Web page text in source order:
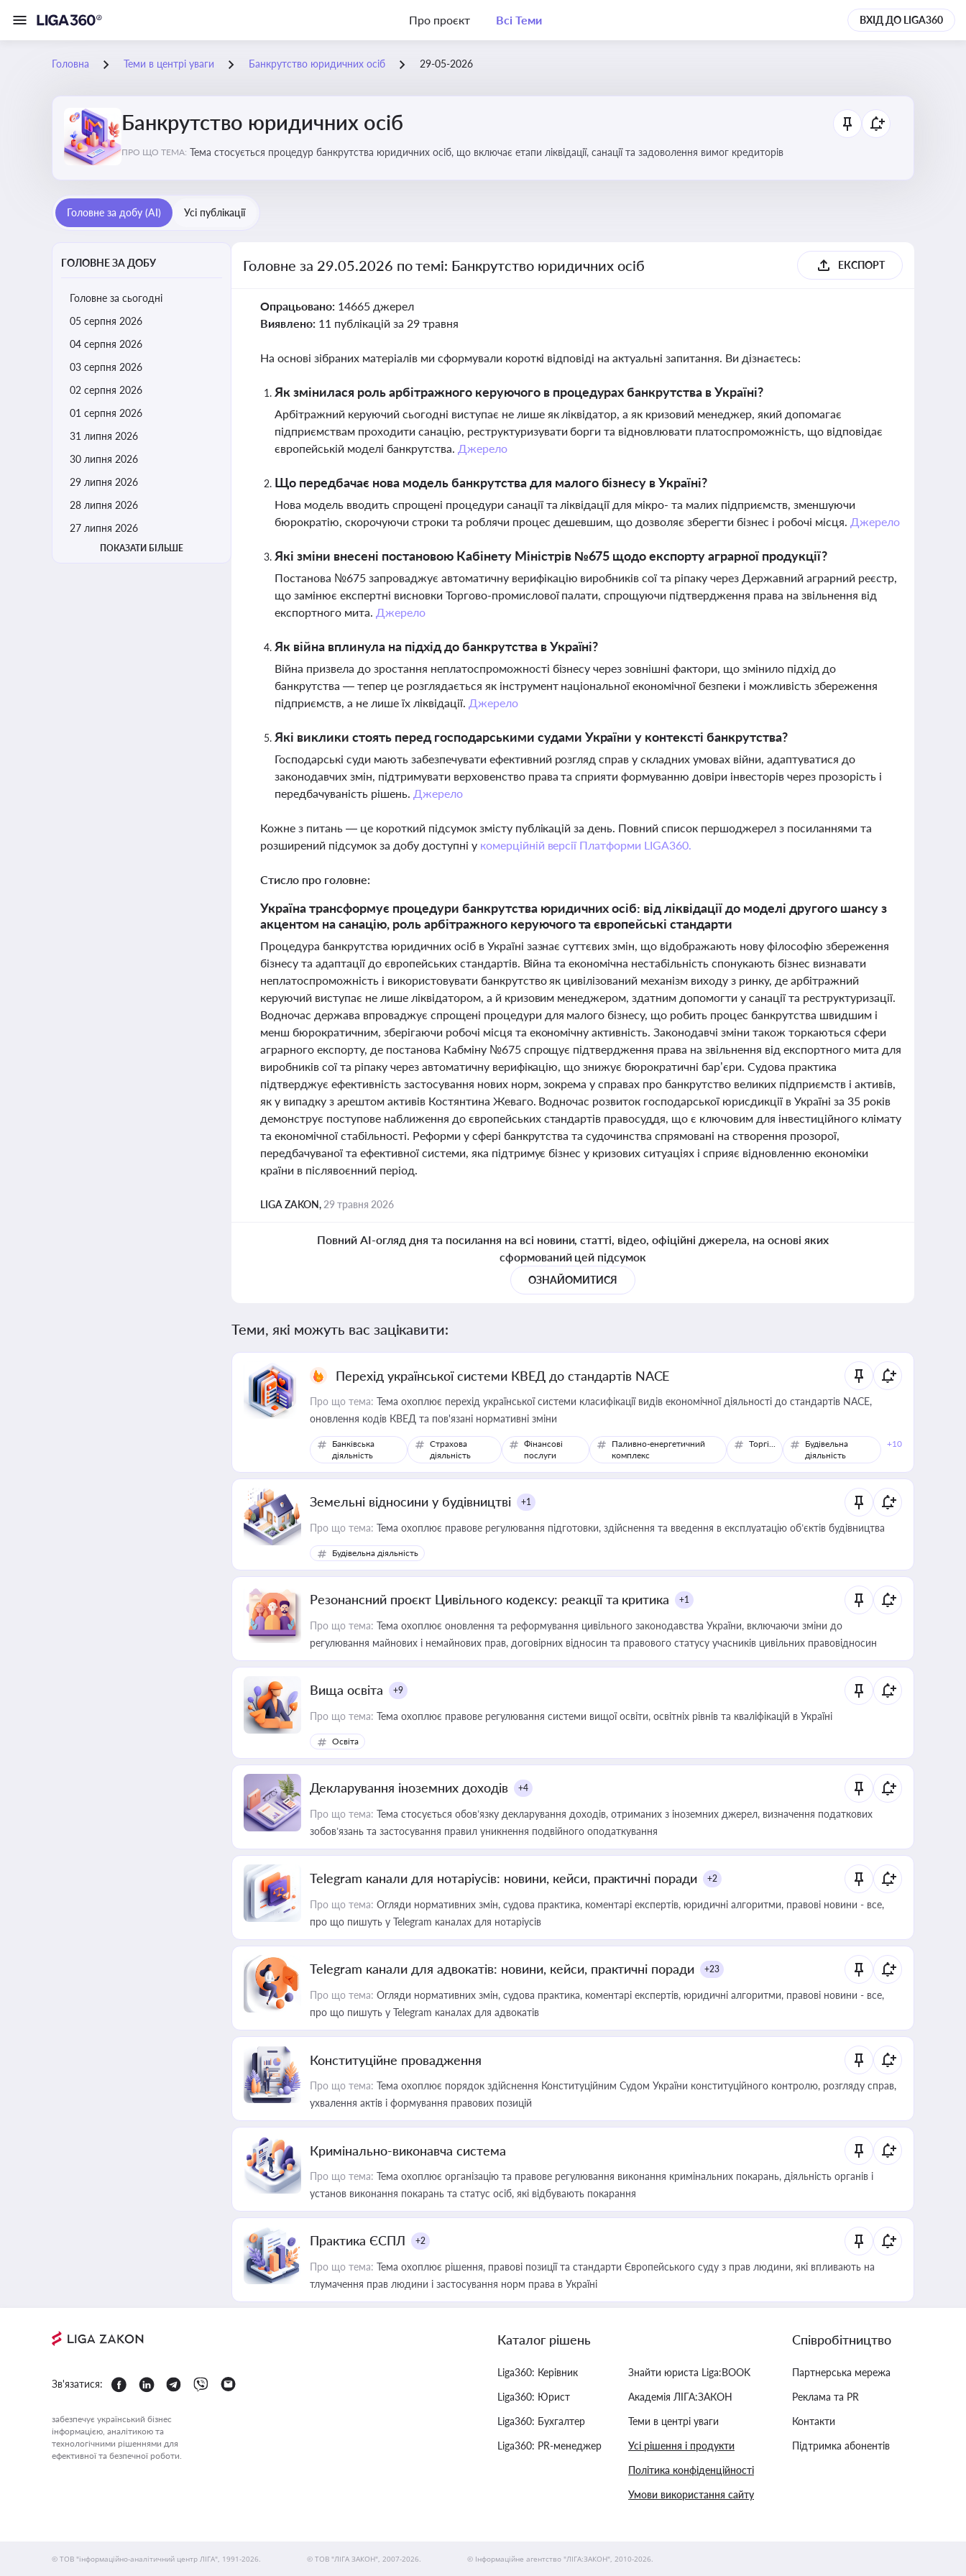
Про проєкт Всі Теми ВХІД ДО LIGA360
Головна Теми в центрі уваги Банкрутство юридичних осіб 29-05-2026
Банкрутство юридичних осіб
ПРО ЩО ТЕМА: Тема стосується процедур банкрутства юридичних осіб, що включає етапи ліквідації, санації та задоволення вимог кредиторів
Головне за добу (AI) Усі публікації
ГОЛОВНЕ ЗА ДОБУ
Головне за сьогодні
05 серпня 2026
04 серпня 2026
03 серпня 2026
02 серпня 2026
01 серпня 2026
31 липня 2026
30 липня 2026
29 липня 2026
28 липня 2026
27 липня 2026
ПОКАЗАТИ БІЛЬШЕ
Головне за 29.05.2026 по темі: Банкрутство юридичних осіб ЕКСПОРТ
Опрацьовано: 14665 джерел
Виявлено: 11 публікацій за 29 травня
На основі зібраних матеріалів ми сформували короткі відповіді на актуальні запитання. Ви дізнаєтесь:
Як змінилася роль арбітражного керуючого в процедурах банкрутства в Україні?
Арбітражний керуючий сьогодні виступає не лише як ліквідатор, а як кризовий менеджер, який допомагає
підприємствам проходити санацію, реструктуризувати борги та відновлювати платоспроможність, що відповідає
європейській моделі банкрутства. Джерело
Що передбачає нова модель банкрутства для малого бізнесу в Україні?
Нова модель вводить спрощені процедури санації та ліквідації для мікро- та малих підприємств, зменшуючи
бюрократію, скорочуючи строки та роблячи процес дешевшим, що дозволяє зберегти бізнес і робочі місця. Джерело
Які зміни внесені постановою Кабінету Міністрів №675 щодо експорту аграрної продукції?
Постанова №675 запроваджує автоматичну верифікацію виробників сої та ріпаку через Державний аграрний реєстр,
що замінює експертні висновки Торгово-промислової палати, спрощуючи підтвердження права на звільнення від
експортного мита. Джерело
Як війна вплинула на підхід до банкрутства в Україні?
Війна призвела до зростання неплатоспроможності бізнесу через зовнішні фактори, що змінило підхід до
банкрутства — тепер це розглядається як інструмент національної економічної безпеки і можливість збереження
підприємств, а не лише їх ліквідації. Джерело
Які виклики стоять перед господарськими судами України у контексті банкрутства?
Господарські суди мають забезпечувати ефективний розгляд справ у складних умовах війни, адаптуватися до
законодавчих змін, підтримувати верховенство права та сприяти формуванню довіри інвесторів через прозорість і
передбачуваність рішень. Джерело
Кожне з питань — це короткий підсумок змісту публікацій за день. Повний список першоджерел з посиланнями та
розширений підсумок за добу доступні у комерційній версії Платформи LIGA360.
Стисло про головне:
Україна трансформує процедури банкрутства юридичних осіб: від ліквідації до моделі другого шансу з
акцентом на санацію, роль арбітражного керуючого та європейські стандарти
Процедура банкрутства юридичних осіб в Україні зазнає суттєвих змін, що відображають нову філософію збереження
бізнесу та адаптації до європейських стандартів. Війна та економічна нестабільність спонукають бізнес визнавати
неплатоспроможність і використовувати банкрутство як цивілізований механізм виходу з ринку, де арбітражний
керуючий виступає не лише ліквідатором, а й кризовим менеджером, здатним допомогти у санації та реструктуризації.
Водночас держава впроваджує спрощені процедури для малого бізнесу, що робить процес банкрутства швидшим і
менш бюрократичним, зберігаючи робочі місця та економічну активність. Законодавчі зміни також торкаються сфери
аграрного експорту, де постанова Кабміну №675 спрощує підтвердження права на звільнення від експортного мита для
виробників сої та ріпаку через автоматичну верифікацію, що знижує бюрократичні бар’єри. Судова практика
підтверджує ефективність застосування нових норм, зокрема у справах про банкрутство великих підприємств і активів,
як у випадку з арештом активів Костянтина Жеваго. Водночас розвиток господарської юрисдикції в Україні за 35 років
демонструє поступове наближення до європейських стандартів правосуддя, що є ключовим для інвестиційного клімату
та економічної стабільності. Реформи у сфері банкрутства та судочинства спрямовані на створення прозорої,
передбачуваної та ефективної системи, яка підтримує бізнес у кризових ситуаціях і сприяє відновленню економіки
країни в післявоєнний період.
LIGA ZAKON, 29 травня 2026
Повний AI-огляд дня та посилання на всі новини, статті, відео, офіційні джерела, на основі яких
сформований цей підсумок
ОЗНАЙОМИТИСЯ
Теми, які можуть вас зацікавити:
Перехід української системи КВЕД до стандартів NACE
Про що тема: Тема охоплює перехід української системи класифікації видів економічної діяльності до стандартів NACE,
оновлення кодів КВЕД та пов'язані нормативні зміни
Банківська
діяльність
Страхова
діяльність
Фінансові
послуги
Паливно-енергетичний
комплекс
Торгівля
Будівельна
діяльність
+10
Земельні відносини у будівництві +1
Про що тема: Тема охоплює правове регулювання підготовки, здійснення та введення в експлуатацію об’єктів будівництва
Будівельна діяльність
Резонансний проєкт Цивільного кодексу: реакції та критика +1
Про що тема: Тема охоплює оновлення та реформування цивільного законодавства України, включаючи зміни до
регулювання майнових і немайнових прав, договірних відносин та правового статусу учасників цивільних правовідносин
Вища освіта +9
Про що тема: Тема охоплює правове регулювання системи вищої освіти, освітніх рівнів та кваліфікацій в Україні
Освіта
Декларування іноземних доходів +4
Про що тема: Тема стосується обов’язку декларування доходів, отриманих з іноземних джерел, визначення податкових
зобов’язань та застосування правил уникнення подвійного оподаткування
Telegram канали для нотаріусів: новини, кейси, практичні поради +2
Про що тема: Огляди нормативних змін, судова практика, коментарі експертів, юридичні алгоритми, правові новини - все,
про що пишуть у Telegram каналах для нотаріусів
Telegram канали для адвокатів: новини, кейси, практичні поради +23
Про що тема: Огляди нормативних змін, судова практика, коментарі експертів, юридичні алгоритми, правові новини - все,
про що пишуть у Telegram каналах для адвокатів
Конституційне провадження
Про що тема: Тема охоплює порядок здійснення Конституційним Судом України конституційного контролю, розгляду справ,
ухвалення актів і формування правових позицій
Кримінально-виконавча система
Про що тема: Тема охоплює організацію та правове регулювання виконання кримінальних покарань, діяльність органів і
установ виконання покарань та статус осіб, які відбувають покарання
Практика ЄСПЛ +2
Про що тема: Тема охоплює рішення, правові позиції та стандарти Європейського суду з прав людини, які впливають на
тлумачення прав людини і застосування норм права в Україні
Зв'язатися:
забезпечує український бізнес
інформацією, аналітикою та
технологічними рішеннями для
ефективної та безпечної роботи.
Каталог рішень
Liga360: Керівник
Liga360: Юрист
Liga360: Бухгалтер
Liga360: PR-менеджер
Знайти юриста Liga:BOOK
Академія ЛІГА:ЗАКОН
Теми в центрі уваги
Усі рішення і продукти
Політика конфіденційності
Умови використання сайту
Співробітництво
Партнерська мережа
Реклама та PR
Контакти
Підтримка абонентів
© ТОВ "інформаційно-аналітичний центр ЛІГА", 1991-2026. © ТОВ "ЛІГА ЗАКОН", 2007-2026. © Інформаційне агентство "ЛІГА:ЗАКОН", 2010-2026.